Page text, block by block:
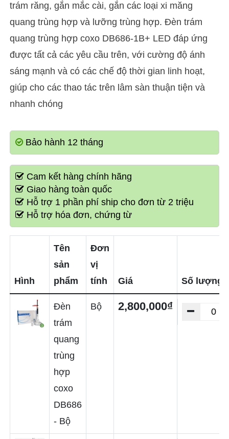
trám răng, gắn mắc cài, gắn các loại xi măng
quang trùng hợp và lưỡng trùng hợp. Đèn trám
quang trùng hợp coxo DB686-1B+ LED đáp ứng
được tất cả các yêu cầu trên, với cường độ ánh
sáng mạnh và có các chế độ thời gian linh hoạt,
giúp cho các thao tác trên lâm sàn thuận tiện và
nhanh chóng
Bảo hành 12 tháng
Cam kết hàng chính hãng
Giao hàng toàn quốc
Hỗ trợ 1 phần phí ship cho đơn từ 2 triệu
Hỗ trợ hóa đơn, chứng từ
Hình
Tên
sản
phẩm
Đơn
vị
tính
Giá Số lượng
Đèn
trám
quang
trùng
hợp
coxo
DB686
- Bộ
Bộ 2,800,000₫